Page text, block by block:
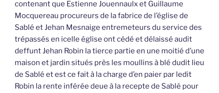
contenant que Estienne Jouennaulx et Guillaume
Mocquereau procureurs de la fabrice de l’église de
Sablé et Jehan Mesnaige entremeteurs du service des
trépassés en icelle église ont cédé et délaissé audit
deffunt Jehan Robin la tierce partie en une moitié d’une
maison et jardin situés près les moullins à blé dudit lieu
de Sablé et est ce fait à la charge d’en paier par ledit
Robin la rente inférée deue à la recepte de Sablé pour